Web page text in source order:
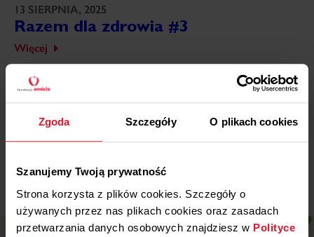
Zgoda Szczegóły O plikach cookies
Szanujemy Twoją prywatność
Strona korzysta z plików cookies. Szczegóły o
używanych przez nas plikach cookies oraz zasadach
przetwarzania danych osobowych znajdziesz w Polityce
13 SIERPNIA, 2025
Razem dla zdrowia #3
Więcej
13 SIERPNIA, 2025
dorówna! #3